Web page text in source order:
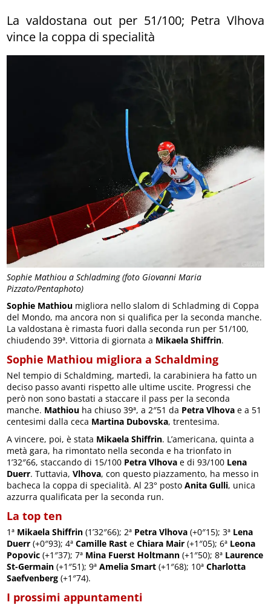
Sophie Mathiou a Schladming (foto Giovanni Maria
Pizzato/Pentaphoto)
La valdostana out per 51/100; Petra Vlhova
vince la coppa di specialità
Sophie Mathiou migliora nello slalom di Schladming di Coppa
del Mondo, ma ancora non si qualifica per la seconda manche.
La valdostana è rimasta fuori dalla seconda run per 51/100,
chiudendo 39ª. Vittoria di giornata a Mikaela Shiffrin.
Sophie Mathiou migliora a Schaldming
Nel tempio di Schaldming, martedì, la carabiniera ha fatto un
deciso passo avanti rispetto alle ultime uscite. Progressi che
però non sono bastati a staccare il pass per la seconda
manche. Mathiou ha chiuso 39ª, a 2″51 da Petra Vlhova e a 51
centesimi dalla ceca Martina Dubovska, trentesima.
A vincere, poi, è stata Mikaela Shiffrin. L’americana, quinta a
metà gara, ha rimontato nella seconda e ha trionfato in
1’32″66, staccando di 15/100 Petra Vlhova e di 93/100 Lena
Duerr. Tuttavia,Vlhova, con questo piazzamento, ha messo in
bacheca la coppa di specialità. Al 23° postoAnita Gulli, unica
azzurra qualificata per la seconda run.
La top ten
1ª Mikaela Shiffrin (1’32″66); 2ª Petra Vlhova (+0″15); 3ª Lena
Duerr (+0″93); 4ªCamille Rast eChiara Mair (+1″05); 6ª Leona
Popovic (+1″37); 7ª Mina Fuerst Holtmann (+1″50); 8ª Laurence
St-Germain (+1″51); 9ªAmelia Smart (+1″68); 10ªCharlotta
Saefvenberg (+1″74).
I prossimi appuntamenti